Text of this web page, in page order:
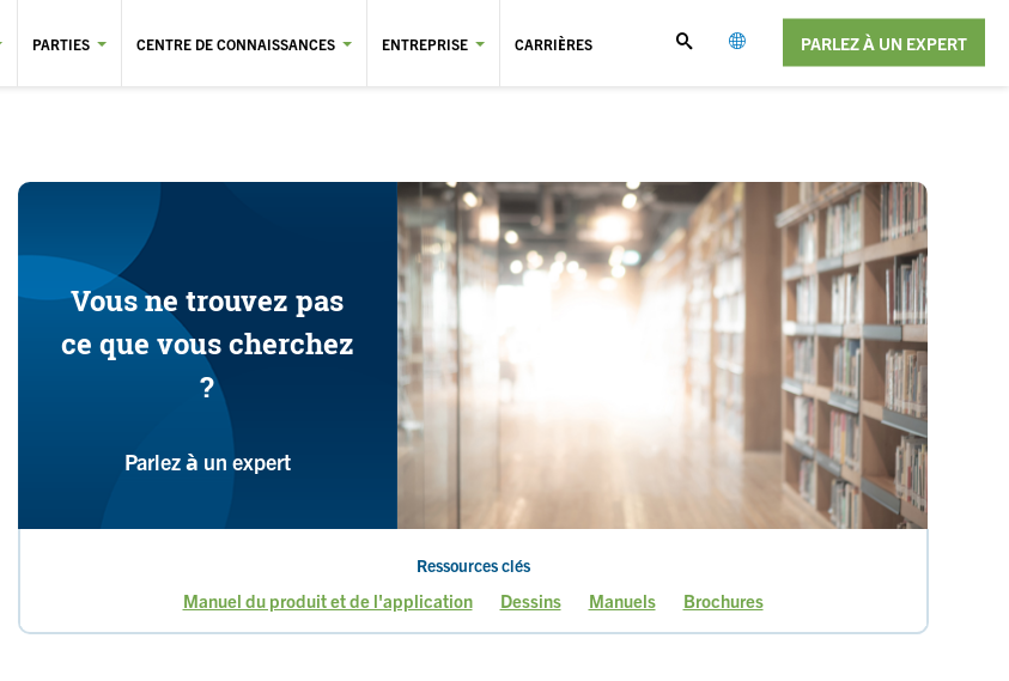
PARTIES CENTRE DE CONNAISSANCES ENTREPRISE CARRIÈRES PARLEZ À UN EXPERT
Vous ne trouvez pas
ce que vous cherchez
?
Parlez à un expert
Ressources clés
Manuel du produit et de l'application Dessins Manuels Brochures